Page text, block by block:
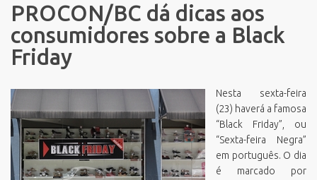
PROCON/BC dá dicas aos
consumidores sobre a Black
Friday
Nesta sexta-feira
(23) haverá a famosa
“Black Friday”, ou
“Sexta-feira Negra”
em português. O dia
é marcado por